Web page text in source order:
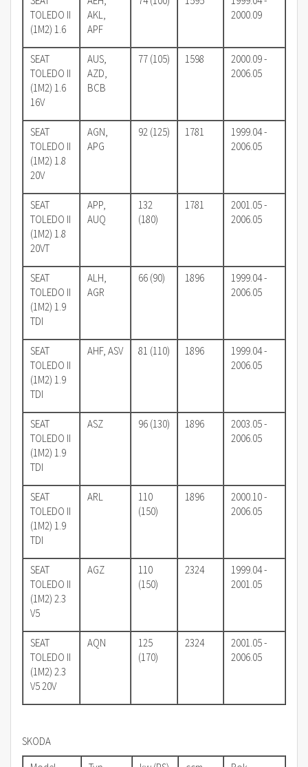
TOLEDO II
(1M2) 1.6
AKL,
APF
2000.09
SEAT
TOLEDO II
(1M2) 1.6
16V
AUS,
AZD,
BCB
77 (105) 1598
2000.09 -
2006.05
SEAT
TOLEDO II
(1M2) 1.8
20V
AGN,
APG
92 (125) 1781
1999.04 -
2006.05
SEAT
TOLEDO II
(1M2) 1.8
20VT
APP,
AUQ
132
(180)
1781
2001.05 -
2006.05
SEAT
TOLEDO II
(1M2) 1.9
TDI
ALH,
AGR
66 (90) 1896
1999.04 -
2006.05
SEAT
TOLEDO II
(1M2) 1.9
TDI
AHF, ASV 81 (110) 1896
1999.04 -
2006.05
SEAT
TOLEDO II
(1M2) 1.9
TDI
ASZ 96 (130) 1896
2003.05 -
2006.05
SEAT
TOLEDO II
(1M2) 1.9
TDI
ARL
110
(150)
1896
2000.10 -
2006.05
SEAT
TOLEDO II
(1M2) 2.3
V5
AGZ
110
(150)
2324
1999.04 -
2001.05
SEAT
TOLEDO II
(1M2) 2.3
V5 20V
AQN
125
(170)
2324
2001.05 -
2006.05
SKODA